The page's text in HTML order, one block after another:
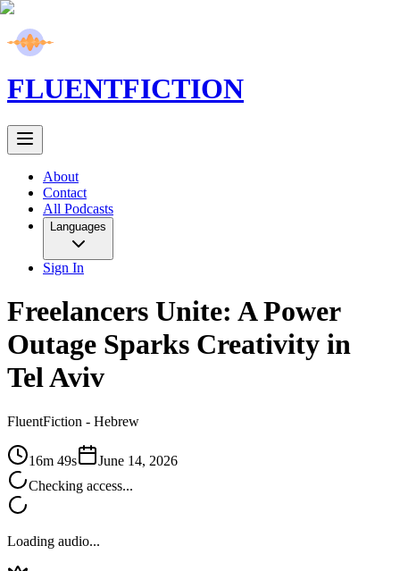
FLUENTFICTION
About
Contact
All Podcasts
Languages
Sign In
Freelancers Unite: A Power
Outage Sparks Creativity in
Tel Aviv
FluentFiction - Hebrew
16m 49s
June 14, 2026
Checking access...
Loading audio...